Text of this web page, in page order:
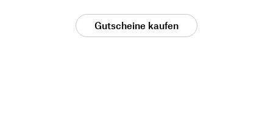
Gutscheine kaufen